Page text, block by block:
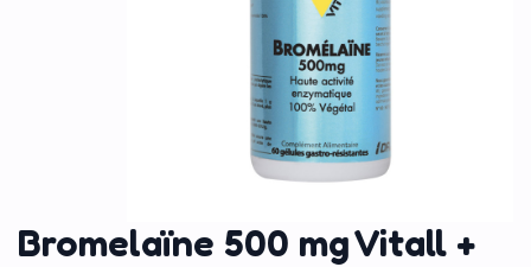
Bromelaïne 500 mg Vitall +